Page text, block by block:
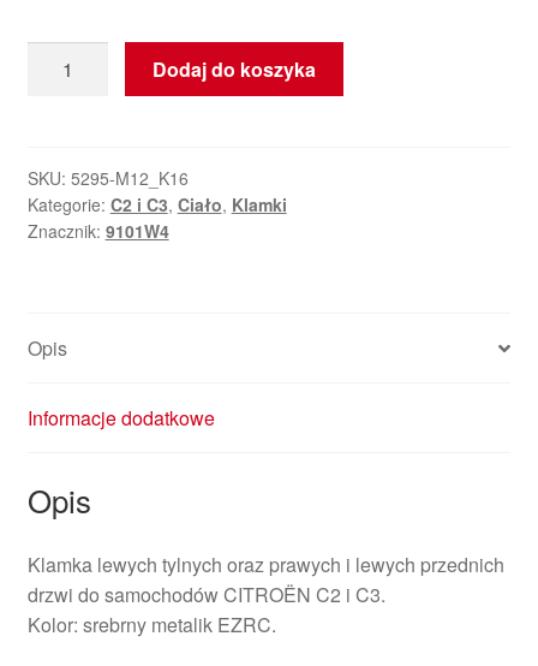
Klamka
Peugeot
srebrna
EZRC
Dodaj do koszyka
SKU: 5295-M12_K16
Kategorie: C2 i C3, Ciało, Klamki
Znacznik: 9101W4
Opis
Informacje dodatkowe
Opis
Klamka lewych tylnych oraz prawych i lewych przednich
drzwi do samochodów CITROËN C2 i C3.
Kolor: srebrny metalik EZRC.